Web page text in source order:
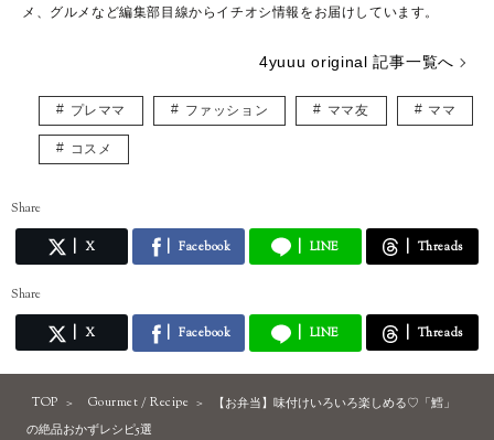
メ、グルメなど編集部目線からイチオシ情報をお届けしています。
4yuuu original 記事一覧へ
プレママ ファッション ママ友 ママ
コスメ
Share
X Facebook LINE Threads
Share
X Facebook LINE Threads
TOP Gourmet / Recipe
【お弁当】味付けいろいろ楽しめる♡「鱈」
の絶品おかずレシピ5選